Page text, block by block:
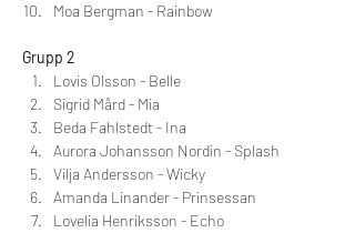
Moa Bergman - Rainbow
Grupp 2
Lovis Olsson - Belle
Sigrid Mård - Mia
Beda Fahlstedt - Ina
Aurora Johansson Nordin - Splash
Vilja Andersson - Wicky
Amanda Linander - Prinsessan
Lovelia Henriksson - Echo